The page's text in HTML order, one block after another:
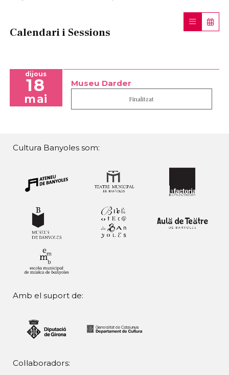
Calendari i Sessions
dijous
18
mai
Museu Darder
Finalitzat
Cultura Banyoles som:
Amb el suport de:
Col·laboradors: